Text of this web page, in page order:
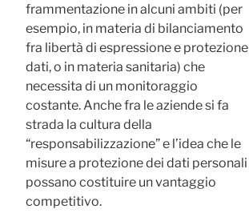
frammentazione in alcuni ambiti (per
esempio, in materia di bilanciamento
fra libertà di espressione e protezione
dati, o in materia sanitaria) che
necessita di un monitoraggio
costante. Anche fra le aziende si fa
strada la cultura della
“responsabilizzazione” e l’idea che le
misure a protezione dei dati personali
possano costituire un vantaggio
competitivo.